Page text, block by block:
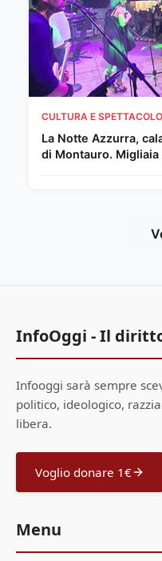
CULTURA E SPETTACOLO
La Notte Azzurra,
di Montauro.
InfoOggi - Il
Infooggi sarà sempre
politico, ideologico,
libera.
Voglio donare 1€
Menu